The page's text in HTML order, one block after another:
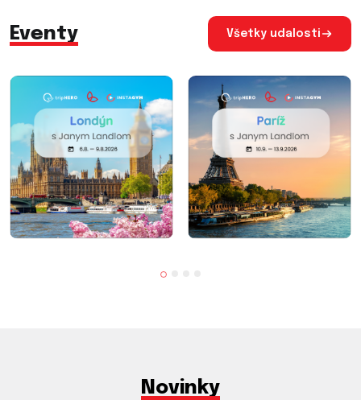
Eventy Všetky udalosti
Novinky